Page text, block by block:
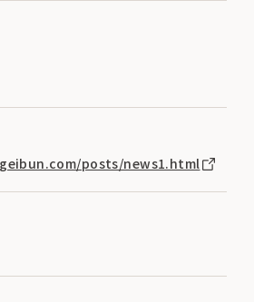
posts/news1.html